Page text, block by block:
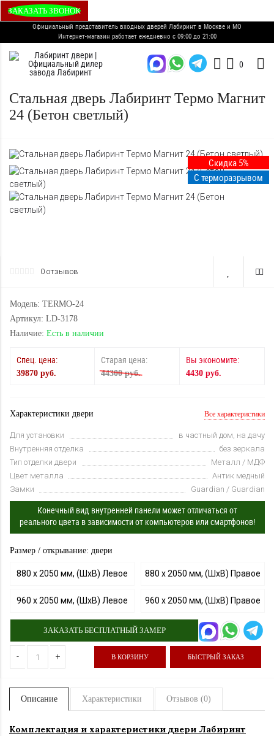
ЗАКАЗАТЬ ЗВОНОК
Официальный представитель входных дверей Лабиринт в Москве и МО
Интернет-магазин работает ежедневно с 09:00 до 21:00
0
Стальная дверь Лабиринт Термо Магнит
24 (Бетон светлый)
Скидка 5%
С терморазрывом
0 отзывов
Модель: TERMO-24
Артикул: LD-3178
Наличие: Есть в наличии
Спец. цена:
39870 руб.
Старая цена:
44300 руб.
Вы экономите:
4430 руб.
Характеристики двери Все характеристики
Для установки
в частный дом, на дачу
Внутренняя отделка
без зеркала
Тип отделки двери
Металл / МДФ
Цвет металла
Антик медный
Замки
Guardian / Guardian
Конечный вид внутренней панели может отличаться от
реального цвета в зависимости от компьютеров или смартфонов!
Размер / открывание: двери
880 х 2050 мм, (ШхВ) Левое 880 х 2050 мм, (ШхВ) Правое
960 х 2050 мм, (ШхВ) Левое 960 х 2050 мм, (ШхВ) Правое
ЗАКАЗАТЬ БЕСПЛАТНЫЙ ЗАМЕР
- + В КОРЗИНУ БЫСТРЫЙ ЗАКАЗ
Описание Характеристики Отзывов (0)
Комплектация и характеристики двери Лабиринт